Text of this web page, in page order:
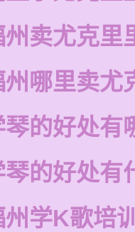
州卖尤克里
州哪里卖尤
琴的好处有
琴的好处有
州学K歌培